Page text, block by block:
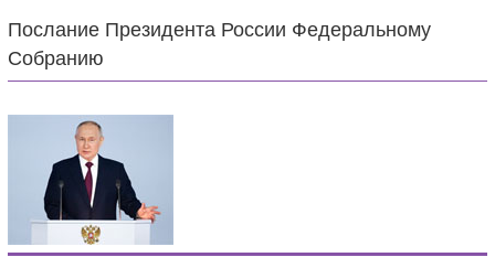
Послание Президента России Федеральному
Собранию